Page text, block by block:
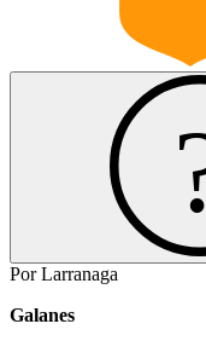
Por Larranaga
Galanes